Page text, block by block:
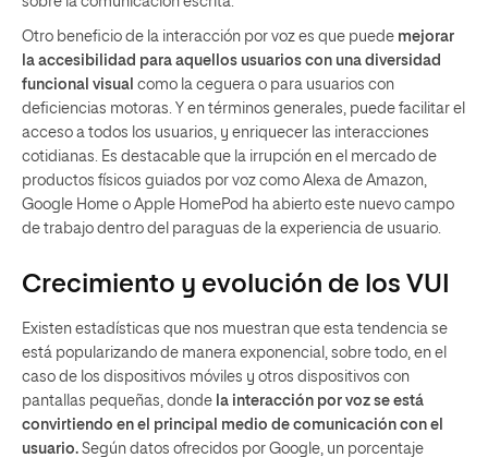
Otro beneficio de la interacción por voz es que puede mejorar
la accesibilidad para aquellos usuarios con una diversidad
funcional visual como la ceguera o para usuarios con
deficiencias motoras. Y en términos generales, puede facilitar el
acceso a todos los usuarios, y enriquecer las interacciones
cotidianas. Es destacable que la irrupción en el mercado de
productos físicos guiados por voz como Alexa de Amazon,
Google Home o Apple HomePod ha abierto este nuevo campo
de trabajo dentro del paraguas de la experiencia de usuario.
Crecimiento y evolución de los VUI
Existen estadísticas que nos muestran que esta tendencia se
está popularizando de manera exponencial, sobre todo, en el
caso de los dispositivos móviles y otros dispositivos con
pantallas pequeñas, donde la interacción por voz se está
convirtiendo en el principal medio de comunicación con el
usuario. Según datos ofrecidos por Google, un porcentaje